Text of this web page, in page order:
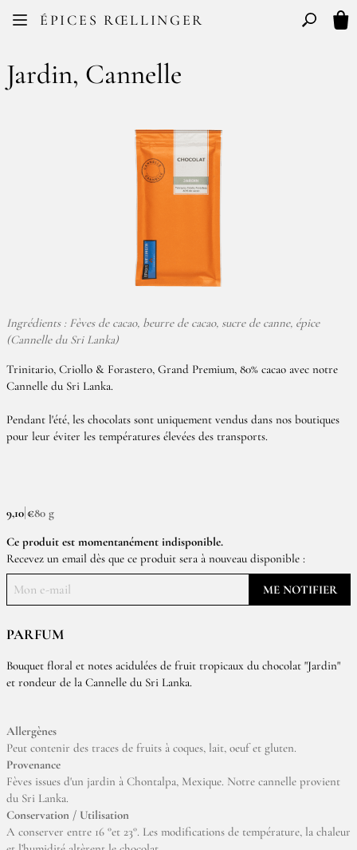
ÉPICES RŒLLINGER
FR EN Basculer
Jardin, Cannelle
Ingrédients : Fèves de cacao, beurre de cacao, sucre de canne, épice
(Cannelle du Sri Lanka)
Trinitario, Criollo & Forastero, Grand Premium, 80% cacao avec notre
Cannelle du Sri Lanka.
Pendant l'été, les chocolats sont uniquement vendus dans nos boutiques
pour leur éviter les températures élevées des transports.
9,10 €80 g
Ce produit est momentanément indisponible.
Recevez un email dès que ce produit sera à nouveau disponible :
ME NOTIFIER
PARFUM
Bouquet floral et notes acidulées de fruit tropicaux du chocolat "Jardin"
et rondeur de la Cannelle du Sri Lanka.
Allergènes
Peut contenir des traces de fruits à coques, lait, oeuf et gluten.
Provenance
Fèves issues d'un jardin à Chontalpa, Mexique. Notre cannelle provient
du Sri Lanka.
Conservation / Utilisation
A conserver entre 16 °et 23°. Les modifications de température, la chaleur